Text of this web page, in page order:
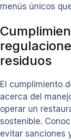
menús únicos
residuos
El cumplimiento
acerca del
operar un
sostenible.
evitar sanciones